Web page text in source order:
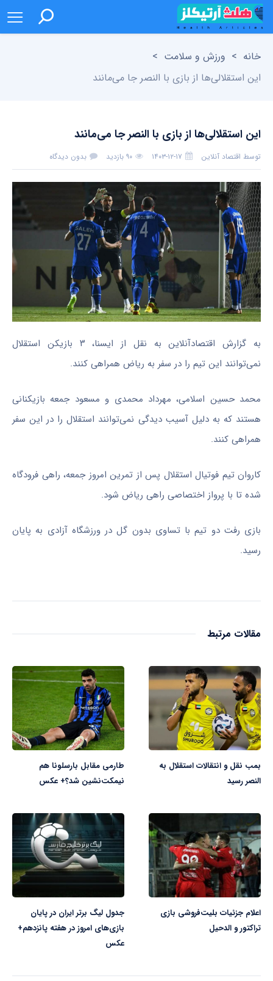
خانه > ورزش و سلامت >
این استقلالی‌ها از بازی با النصر جا می‌مانند
این استقلالی‌ها از بازی با النصر جا می‌مانند
توسط اقتصاد آنلاین ۱۴۰۳-۱۲-۱۷ ۹۰ بازدید بدون دیدگاه
به گزارش اقتصادآنلاین به نقل از ایسنا، ۳ بازیکن استقلال
نمی‌توانند این تیم را در سفر به ریاض همراهی کنند.
محمد حسین اسلامی، مهرداد محمدی و مسعود جمعه بازیکنانی
هستند که به دلیل آسیب دیدگی نمی‌توانند استقلال را در این سفر
همراهی کنند.
کاروان تیم فوتیال استقلال پس از تمرین امروز جمعه، راهی فرودگاه
شده تا با پرواز اختصاصی راهی ریاض شود.
بازی رفت دو تیم با تساوی بدون گل در ورزشگاه آزادی به پایان
رسید.
مقالات مرتبط
بمب نقل و انتقالات استقلال به
النصر رسید
طارمی مقابل بارسلونا هم
نیمکت‌نشین شد؟+ عکس
اعلام جزئیات بلیت‌فروشی بازی
تراکتور و الدحیل
جدول لیگ برتر ایران در پایان
بازی‌های امروز در هفته پانزدهم+
عکس